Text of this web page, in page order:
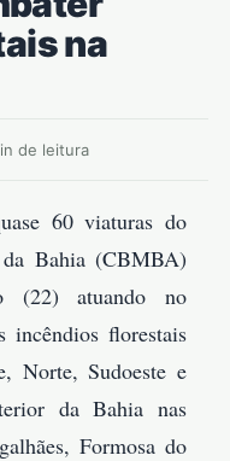
na
de leitura
60 viaturas do
Bahia (CBMBA)
(22) atuando no
incêndios florestais
Norte, Sudoeste e
da Bahia nas
Formosa do